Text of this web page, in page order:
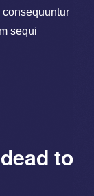
consequuntur
sequi
to